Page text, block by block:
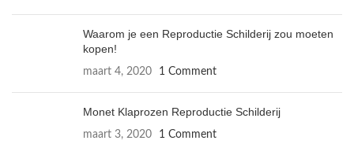
Waarom je een Reproductie Schilderij zou moeten
kopen!
maart 4, 2020 1 Comment
Monet Klaprozen Reproductie Schilderij
maart 3, 2020 1 Comment